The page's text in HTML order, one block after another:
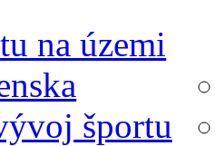
na územi
športu